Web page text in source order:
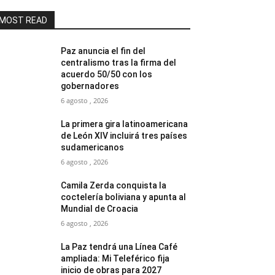
READ
Paz anuncia el fin del
centralismo tras la firma del
acuerdo 50/50 con los
gobernadores
6 agosto , 2026
La primera gira latinoamericana
de León XIV incluirá tres países
sudamericanos
6 agosto , 2026
Camila Zerda conquista la
coctelería boliviana y apunta al
Mundial de Croacia
6 agosto , 2026
La Paz tendrá una Línea Café
ampliada: Mi Teleférico fija
inicio de obras para 2027